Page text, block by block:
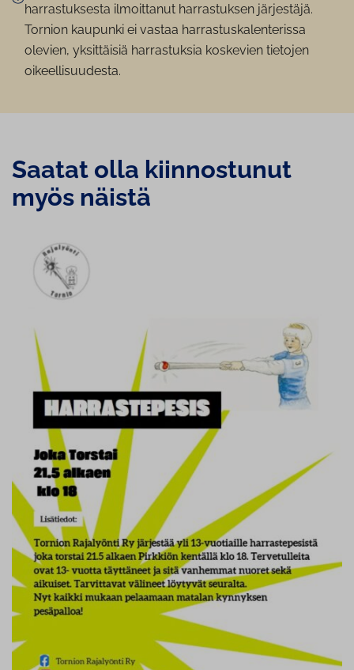
harrastuksesta ilmoittanut harrastuksen järjestäjä.
Tornion kaupunki ei vastaa harrastuskalenterissa
olevien, yksittäisiä harrastuksia koskevien tietojen
oikeellisuudesta.
Saatat olla kiin­nos­tu­nut
myös näistä